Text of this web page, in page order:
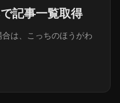
記事一覧取得
は、こっちのほうがわ